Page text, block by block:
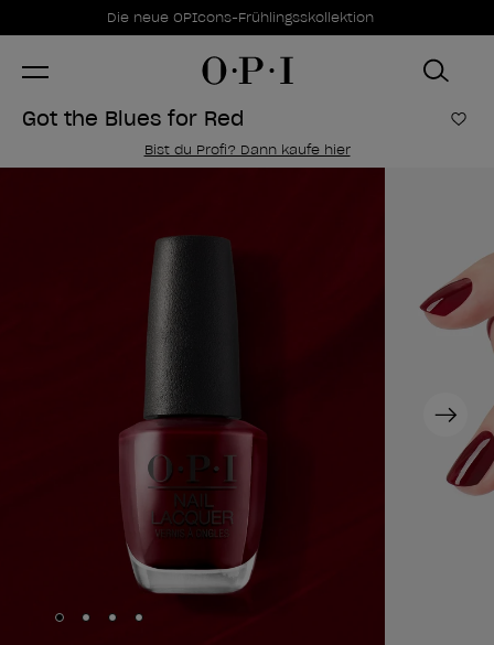
Sonderangebote
Die neue OPIcons-Frühlingsskollektion
Item 1 of 1
Got the Blues for Red Zur
Bist du Profi? Dann kaufe hier
Next
Skip to slide
Skip to slide
Skip to slide
Skip to slide